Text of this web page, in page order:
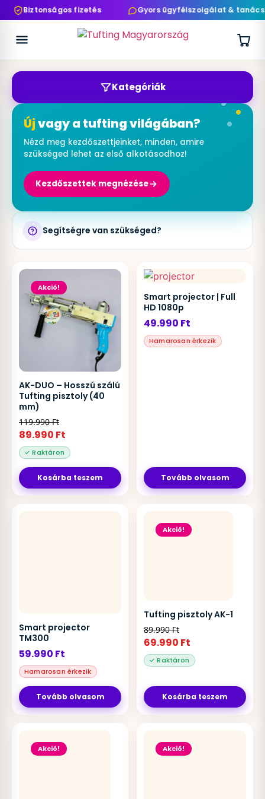
Biztonságos fizetés Gyors ügyfélszolgálat &
Kategóriák
Újvagy a tufting világában?
Nézd meg kezdőszettjeinket, minden, amire
szükséged lehet az első alkotásodhoz!
Kezdőszettek megnézése
Segítségre van szükséged?
Akció!
AK-DUO – Hosszú szálú
Tufting pisztoly (40
mm)
119.990Ft
89.990 Ft
Kosárba teszem
Smart projector | Full
HD 1080p
49.990 Ft
Tovább olvasom
Smart projector
TM300
59.990 Ft
Tovább olvasom
Akció!
Tufting pisztoly AK-1
89.990Ft
69.990 Ft
Kosárba teszem
Akció! Akció!